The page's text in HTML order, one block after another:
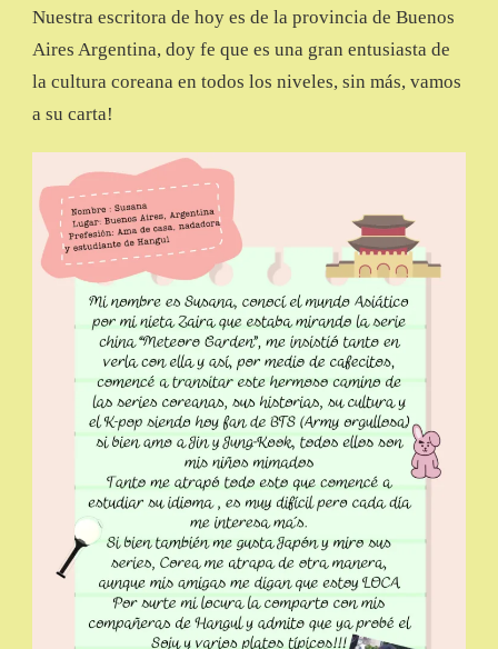
Nuestra escritora de hoy es de la provincia de Buenos
Aires Argentina, doy fe que es una gran entusiasta de
la cultura coreana en todos los niveles, sin más, vamos
a su carta!